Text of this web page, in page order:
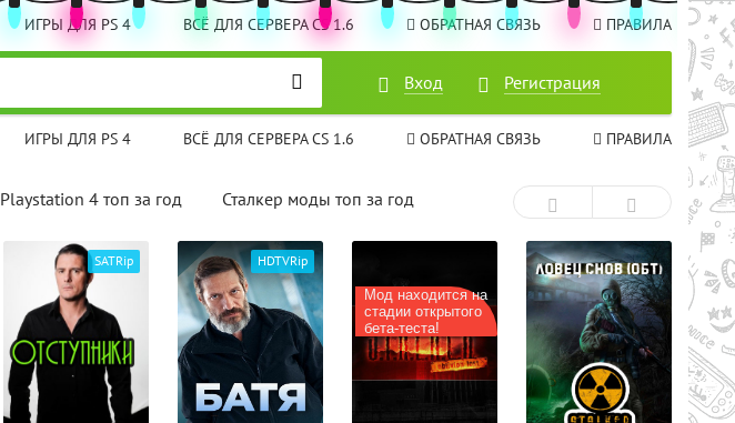
ИГРЫ ДЛЯ PS 4 ВСЁ ДЛЯ СЕРВЕРА CS 1.6 ОБРАТНАЯ СВЯЗЬ ПРАВИЛА
Вход Регистрация
ИГРЫ ДЛЯ PS 4 ВСЁ ДЛЯ СЕРВЕРА CS 1.6 ОБРАТНАЯ СВЯЗЬ ПРАВИЛА
Вход Регистрация
Playstation 4 топ за год Сталкер моды топ за год
HDTVRip
Мод находится на
стадии открытого
бета-теста!